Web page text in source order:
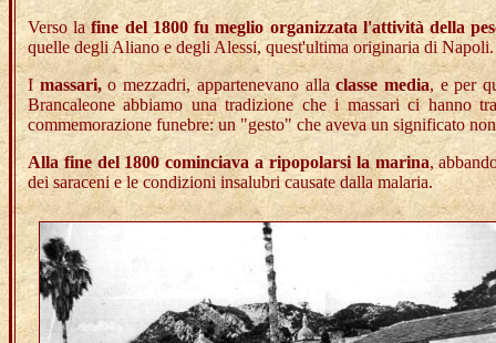
Verso lafine del 1800 fu meglio organizzata l'attività della
quelle degli Aliano e degli Alessi, quest'ultima originaria di Napoli.
I massari,o mezzadri, appartenevano allaclasse media, e per
Brancaleone abbiamo una tradizione che i massari ci hanno
commemorazione funebre: un "gesto" che aveva un significato
Alla fine del 1800 cominciava a ripopolarsi la marina,
dei saraceni e le condizioni insalubri causate dalla malaria.